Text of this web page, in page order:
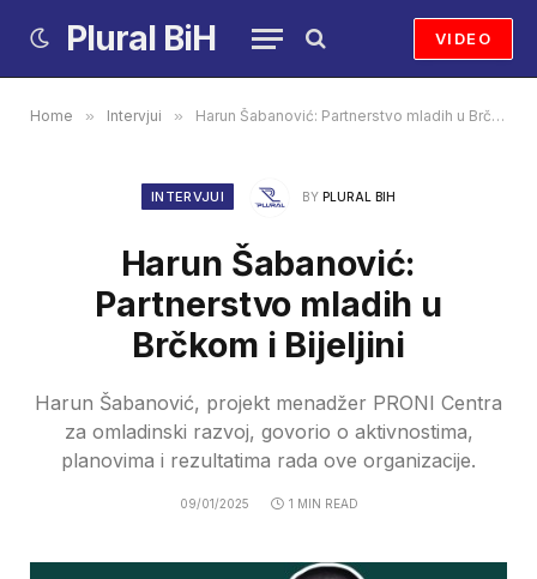
Plural BiH VIDEO
Home » Intervjui » Harun Šabanović: Partnerstvo mladih u Brčkom i Bijeljini
INTERVJUI BY PLURAL BIH
Harun Šabanović:
Partnerstvo mladih u
Brčkom i Bijeljini
Harun Šabanović, projekt menadžer PRONI Centra
za omladinski razvoj, govorio o aktivnostima,
planovima i rezultatima rada ove organizacije.
09/01/2025 1 MIN READ